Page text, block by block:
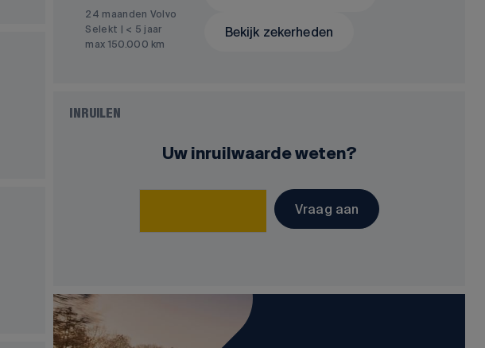
24 maanden Volvo
Selekt | < 5 jaar
max 150.000 km
Bekijk zekerheden
INRUILEN
Uw inruilwaarde weten?
Vraag aan